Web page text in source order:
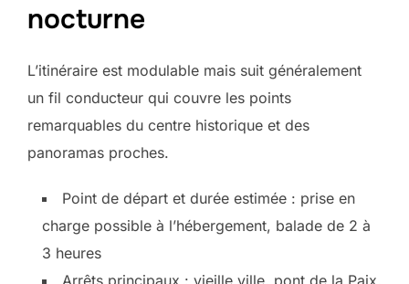
nocturne
L’itinéraire est modulable mais suit généralement
un fil conducteur qui couvre les points
remarquables du centre historique et des
panoramas proches.
Point de départ et durée estimée : prise en
charge possible à l’hébergement, balade de 2 à
3 heures